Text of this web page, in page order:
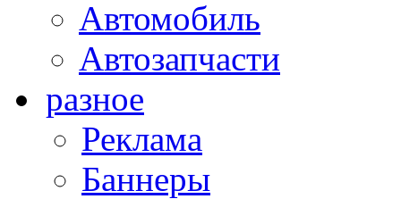
Автомобиль
Автозапчасти
разное
Реклама
Баннеры